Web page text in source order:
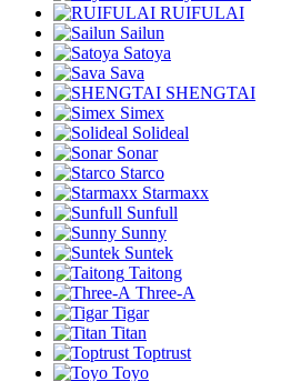
RUIFULAI
Sailun
Satoya
Sava
SHENGTAI
Simex
Solideal
Sonar
Starco
Starmaxx
Sunfull
Sunny
Suntek
Taitong
Three-A
Tigar
Titan
Toptrust
Toyo